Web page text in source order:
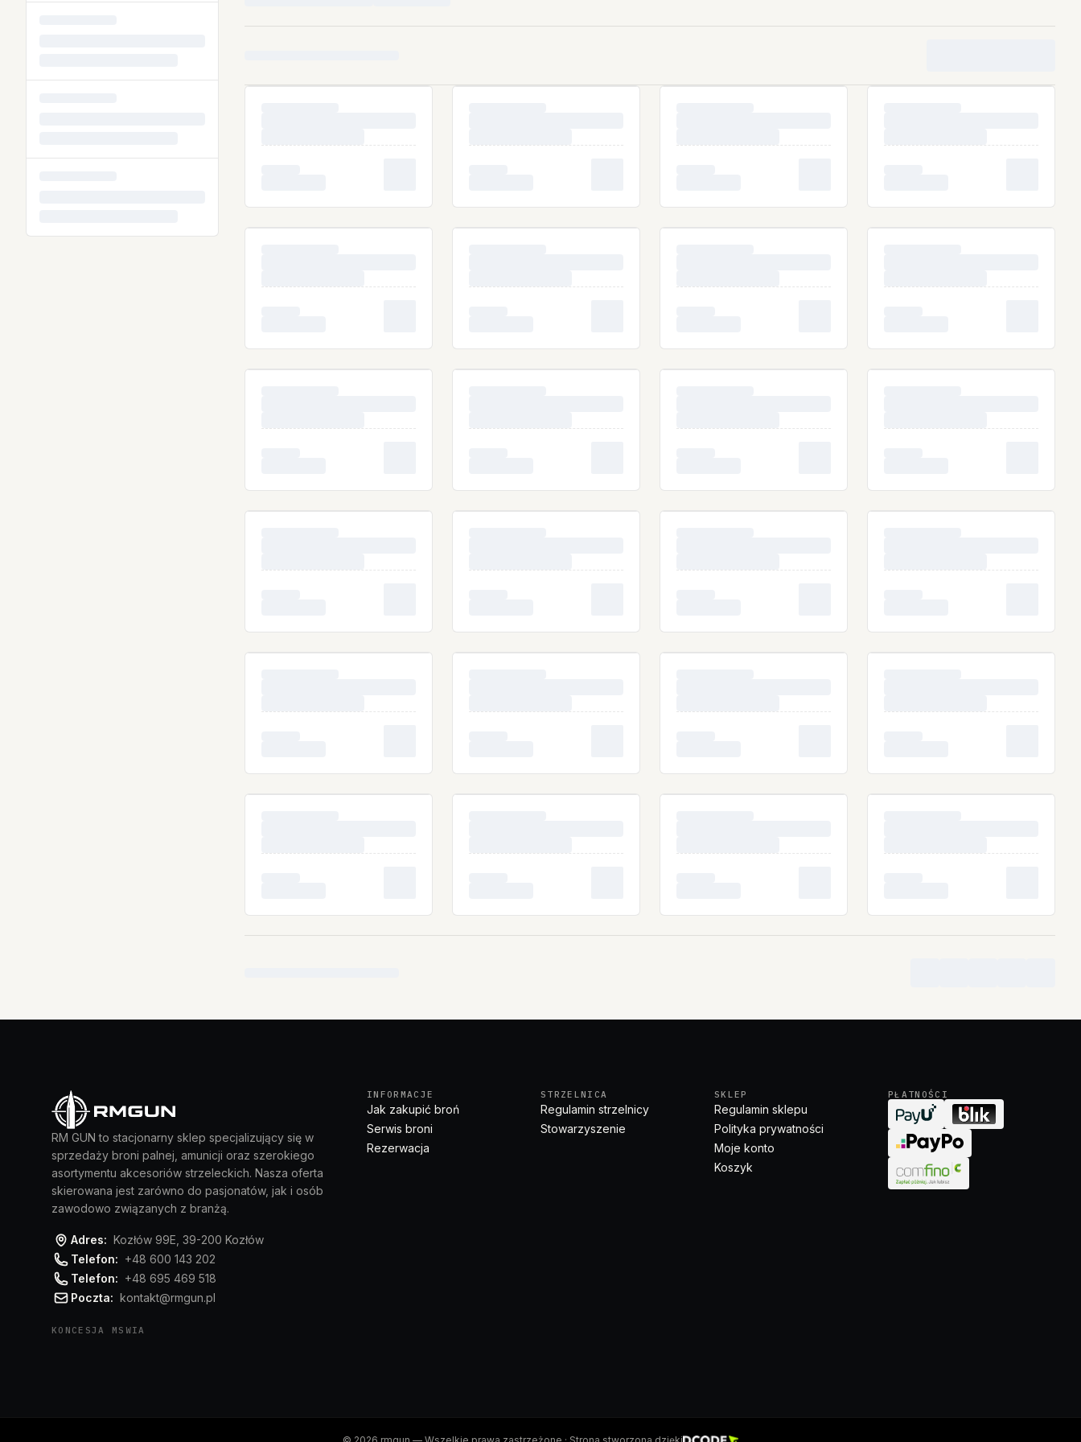
RM GUN to stacjonarny sklep specjalizujący się w
sprzedaży broni palnej, amunicji oraz szerokiego
asortymentu akcesoriów strzeleckich. Nasza oferta
skierowana jest zarówno do pasjonatów, jak i osób
zawodowo związanych z branżą.
Adres: Kozłów 99E, 39-200 Kozłów
Telefon: +48 600 143 202
Telefon: +48 695 469 518
Poczta: kontakt@rmgun.pl
KONCESJA MSWIA
INFORMACJE
Jak zakupić broń
Serwis broni
Rezerwacja
STRZELNICA
Regulamin strzelnicy
Stowarzyszenie
SKLEP
Regulamin sklepu
Polityka prywatności
Moje konto
Koszyk
PŁATNOŚCI